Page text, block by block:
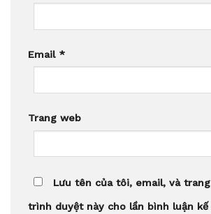
Email *
Trang web
Lưu tên của tôi, email, và
trình duyệt này cho lần bình luận